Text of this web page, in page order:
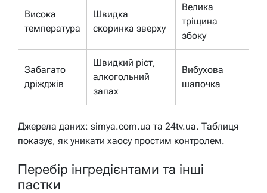
Висока
температура
Швидка
скоринка зверху
Велика
тріщина
збоку
Забагато
дріжджів
Швидкий ріст,
алкогольний
запах
Вибухова
шапочка
Джерела даних: simya.com.ua та 24tv.ua. Таблиця
показує, як уникати хаосу простим контролем.
Перебір інгредієнтами та інші
пастки